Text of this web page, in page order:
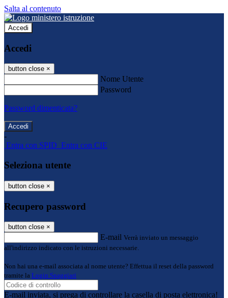
Salta al contenuto
Accedi
Accedi
button close ×
Nome Utente
Password
Password dimenticata?
-
Entra con SPID Entra con CIE
Seleziona utente
button close ×
Recupero password
button close ×
E-mail Verrà inviato un messaggio
all'indirizzo indicato con le istruzioni necessarie.
Non hai una e-mail associata al nome utente? Effettua il reset della password
tramite la Login Spaggiari
E-mail inviata, si prega di controllare la casella di posta elettronica!